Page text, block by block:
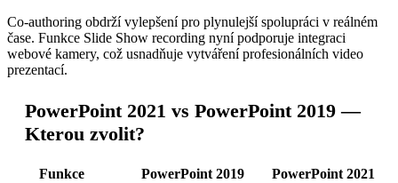
Co-authoring obdrží vylepšení pro plynulejší spolupráci v reálném
čase. Funkce Slide Show recording nyní podporuje integraci
webové kamery, což usnadňuje vytváření profesionálních video
prezentací.
PowerPoint 2021 vs PowerPoint 2019 —
Kterou zvolit?
Funkce PowerPoint 2019
PowerPoint 2021